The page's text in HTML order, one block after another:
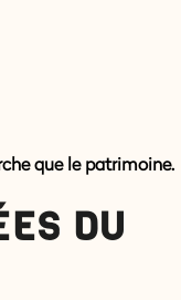
que le patrimoine.
DU